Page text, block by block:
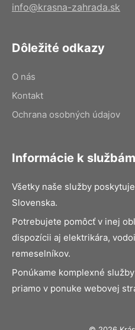
info@krasna-zahrada.sk
Dôležité odkazy
O nás
Kontakt
Ochrana osobných údajov
Informácie k službám
Všetky naše služby
Slovenska.
Potrebujete pomôcť v inej
dispozícii aj elektrikára,
remeselníkov.
Ponúkame komplexné
priamo v ponuke webovej